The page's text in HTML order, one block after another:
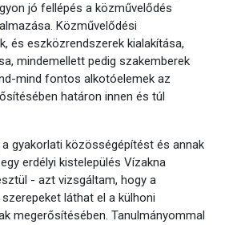
jó fellépés a közművelődés
Közművelődési
és eszközrendszerek kialakítása,
mindemellett pedig szakemberek
mind fontos alkotóelemek az
határon innen és túl
gyakorlati közösségépítést és annak
erdélyi kistelepülés Vízakna
- azt vizsgáltam, hogy a
láthat el a külhoni
megerősítésében. Tanulmányommal